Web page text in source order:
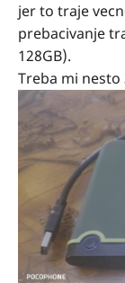
jer to traje
prebacivanje
128GB).
Treba mi nesto